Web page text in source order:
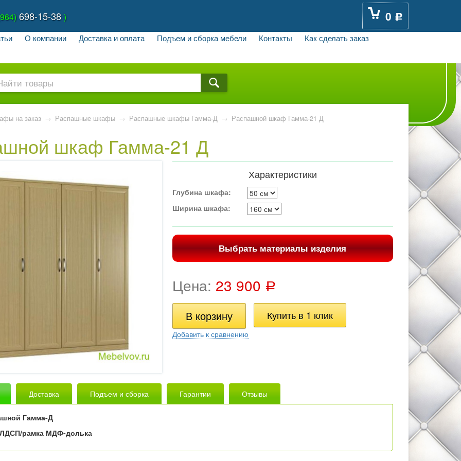
698-15-38) 0 Р
О компании Доставка и оплата Подъем и сборка мебели Контакты Как сделать заказ
на заказ → Распашные шкафы → Распашные шкафы Гамма-Д → Распашной шкаф Гамма-21 Д
шкаф Гамма-21 Д
Характеристики
Глубина шкафа:
Ширина шкафа:
Выбрать материалы изделия
Цена: 23 900 Р
Добавить к сравнению
Доставка Подъем и сборка Гарантии Отзывы
Гамма-Д
ЛДСП/рамка МДФ-долька